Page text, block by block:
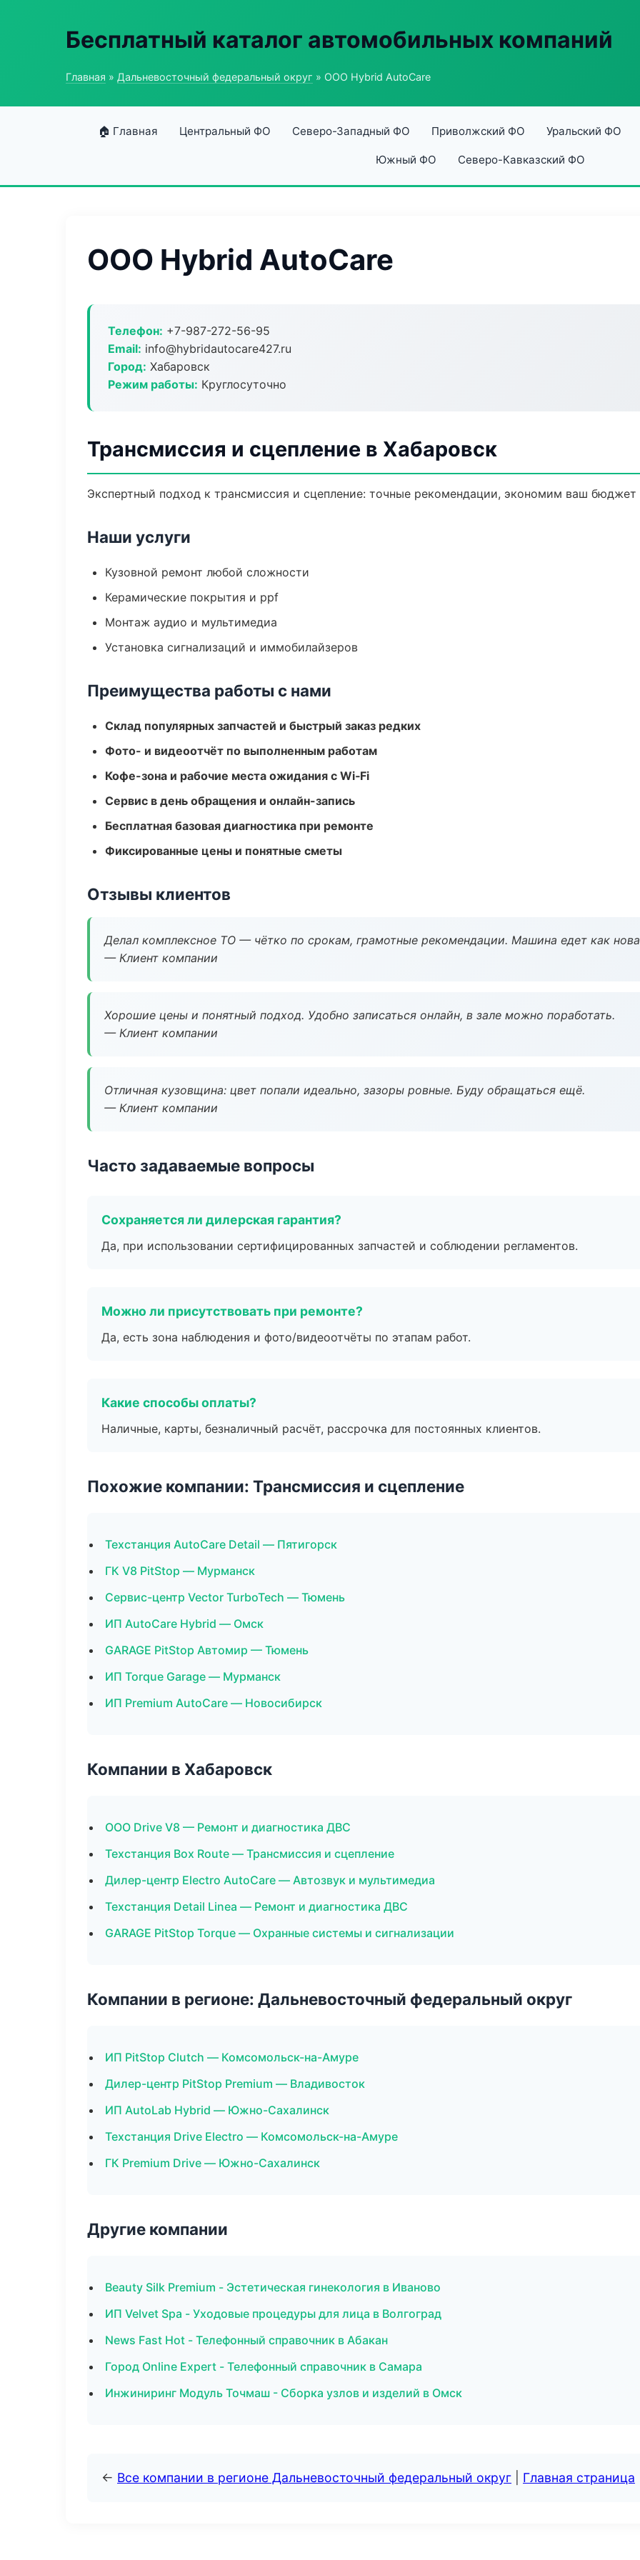
Бесплатный каталог автомобильных компаний
Главная » Дальневосточный федеральный округ » ООО Hybrid AutoCare
🏠 Главная Центральный ФО Северо-Западный ФО Приволжский ФО Уральский ФО
Южный ФО Северо-Кавказский ФО
ООО Hybrid AutoCare
Телефон: +7-987-272-56-95
Email: info@hybridautocare427.ru
Город: Хабаровск
Режим работы: Круглосуточно
Трансмиссия и сцепление в Хабаровск
Экспертный подход к трансмиссия и сцепление: точные рекомендации, экономим ваш бюджет
Наши услуги
Кузовной ремонт любой сложности
Керамические покрытия и ppf
Монтаж аудио и мультимедиа
Установка сигнализаций и иммобилайзеров
Преимущества работы с нами
Склад популярных запчастей и быстрый заказ редких
Фото- и видеоотчёт по выполненным работам
Кофе-зона и рабочие места ожидания с Wi‑Fi
Сервис в день обращения и онлайн-запись
Бесплатная базовая диагностика при ремонте
Фиксированные цены и понятные сметы
Отзывы клиентов
Делал комплексное ТО — чётко по срокам, грамотные рекомендации. Машина едет как
— Клиент компании
Хорошие цены и понятный подход. Удобно записаться онлайн, в зале можно поработать.
— Клиент компании
Отличная кузовщина: цвет попали идеально, зазоры ровные. Буду обращаться ещё.
— Клиент компании
Часто задаваемые вопросы
Сохраняется ли дилерская гарантия?
Да, при использовании сертифицированных запчастей и соблюдении регламентов.
Можно ли присутствовать при ремонте?
Да, есть зона наблюдения и фото/видеоотчёты по этапам работ.
Какие способы оплаты?
Наличные, карты, безналичный расчёт, рассрочка для постоянных клиентов.
Похожие компании: Трансмиссия и сцепление
Техстанция AutoCare Detail — Пятигорск
ГК V8 PitStop — Мурманск
Сервис-центр Vector TurboTech — Тюмень
ИП AutoCare Hybrid — Омск
GARAGE PitStop Автомир — Тюмень
ИП Torque Garage — Мурманск
ИП Premium AutoCare — Новосибирск
Компании в Хабаровск
ООО Drive V8 — Ремонт и диагностика ДВС
Техстанция Box Route — Трансмиссия и сцепление
Дилер-центр Electro AutoCare — Автозвук и мультимедиа
Техстанция Detail Linea — Ремонт и диагностика ДВС
GARAGE PitStop Torque — Охранные системы и сигнализации
Компании в регионе: Дальневосточный федеральный округ
ИП PitStop Clutch — Комсомольск-на-Амуре
Дилер-центр PitStop Premium — Владивосток
ИП AutoLab Hybrid — Южно-Сахалинск
Техстанция Drive Electro — Комсомольск-на-Амуре
ГК Premium Drive — Южно-Сахалинск
Другие компании
Beauty Silk Premium - Эстетическая гинекология в Иваново
ИП Velvet Spa - Уходовые процедуры для лица в Волгоград
News Fast Hot - Телефонный справочник в Абакан
Город Online Expert - Телефонный справочник в Самара
Инжиниринг Модуль Точмаш - Сборка узлов и изделий в Омск
← Все компании в регионе Дальневосточный федеральный округ Главная страница